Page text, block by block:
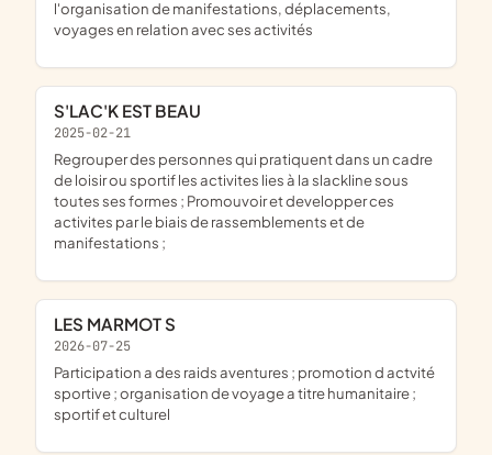
l'organisation de manifestations, déplacements,
voyages en relation avec ses activités
S'LAC'K EST BEAU
2025-02-21
regrouper des personnes qui pratiquent dans un cadre
de loisir ou sportif les activites lies à la slackline sous
toutes ses formes ; Promouvoir et developper ces
activites par le biais de rassemblements et de
manifestations ;
LES MARMOT S
2026-07-25
participation a des raids aventures ; promotion d actvité
sportive ; organisation de voyage a titre humanitaire ;
sportif et culturel